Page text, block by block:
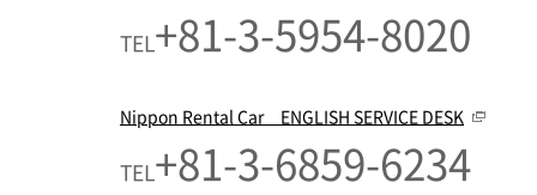
TEL+81-3-5954-8020
Nippon Rental Car ENGLISH SERVICE DESK
TEL+81-3-6859-6234